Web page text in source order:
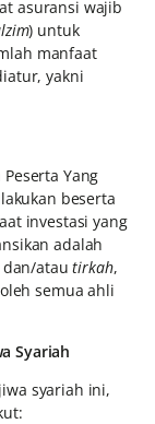
asuransi wajib
) untuk
manfaat
yakni
Yang
beserta
investasi yang
adalah
dan/atautirkah,
semua ahli
Syariah
syariah ini,